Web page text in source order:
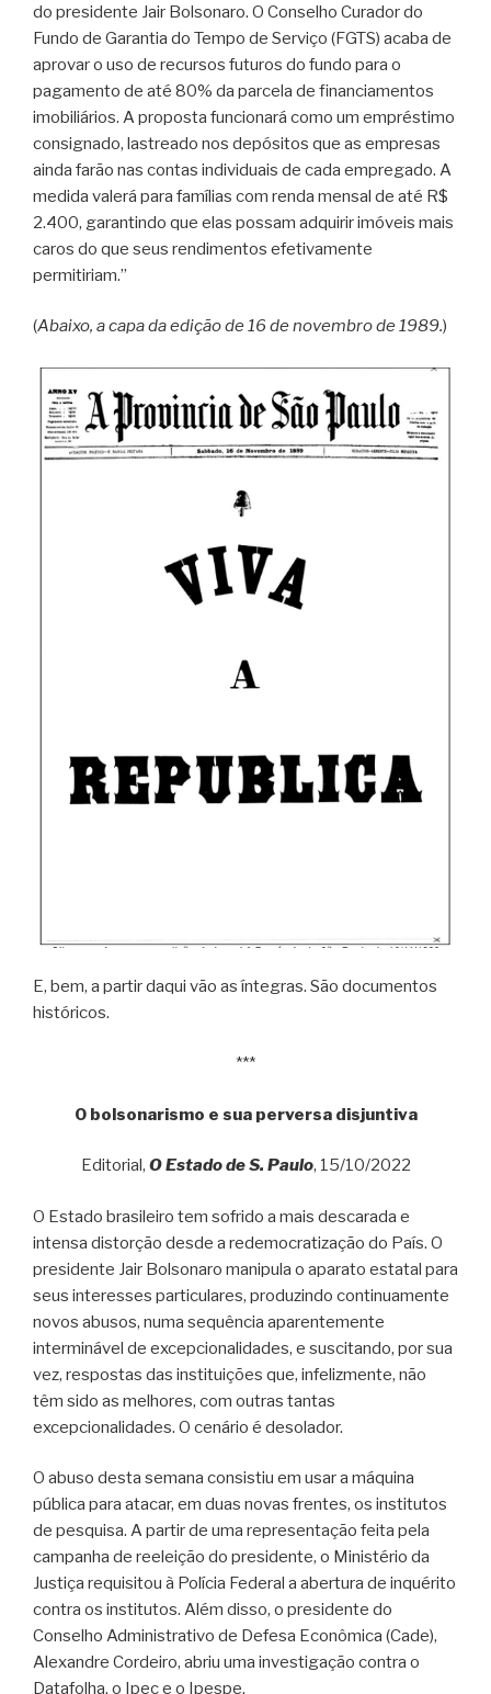
do presidente Jair Bolsonaro. O Conselho Curador do
Fundo de Garantia do Tempo de Serviço (FGTS) acaba de
aprovar o uso de recursos futuros do fundo para o
pagamento de até 80% da parcela de financiamentos
imobiliários. A proposta funcionará como um empréstimo
consignado, lastreado nos depósitos que as empresas
ainda farão nas contas individuais de cada empregado. A
medida valerá para famílias com renda mensal de até R$
2.400, garantindo que elas possam adquirir imóveis mais
caros do que seus rendimentos efetivamente
permitiriam.”
(Abaixo, a capa da edição de 16 de novembro de 1989.)
E, bem, a partir daqui vão as íntegras. São documentos
históricos.
***
O bolsonarismo e sua perversa disjuntiva
Editorial, O Estado de S. Paulo, 15/10/2022
O Estado brasileiro tem sofrido a mais descarada e
intensa distorção desde a redemocratização do País. O
presidente Jair Bolsonaro manipula o aparato estatal para
seus interesses particulares, produzindo continuamente
novos abusos, numa sequência aparentemente
interminável de excepcionalidades, e suscitando, por sua
vez, respostas das instituições que, infelizmente, não
têm sido as melhores, com outras tantas
excepcionalidades. O cenário é desolador.
O abuso desta semana consistiu em usar a máquina
pública para atacar, em duas novas frentes, os institutos
de pesquisa. A partir de uma representação feita pela
campanha de reeleição do presidente, o Ministério da
Justiça requisitou à Polícia Federal a abertura de inquérito
contra os institutos. Além disso, o presidente do
Conselho Administrativo de Defesa Econômica (Cade),
Alexandre Cordeiro, abriu uma investigação contra o
Datafolha, o Ipec e o Ipespe.